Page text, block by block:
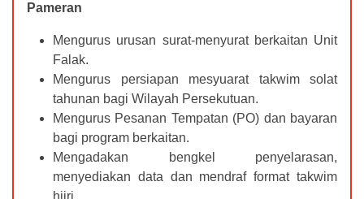
Pameran
Mengurus urusan surat-menyurat berkaitan Unit
Falak.
Mengurus persiapan mesyuarat takwim solat
tahunan bagi Wilayah Persekutuan.
Mengurus Pesanan Tempatan (PO) dan bayaran
bagi program berkaitan.
Mengadakan bengkel penyelarasan,
menyediakan data dan mendraf format takwim